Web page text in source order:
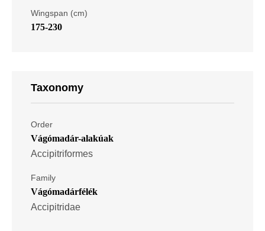
Wingspan (cm)
175-230
Taxonomy
Order
Vágómadár-alakúak
Accipitriformes
Family
Vágómadárfélék
Accipitridae